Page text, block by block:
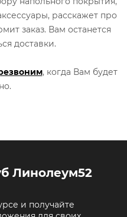
расскажет про
заказ. Вам останется
доставки.
, когда Вам будет
Линолеум52
и получайте